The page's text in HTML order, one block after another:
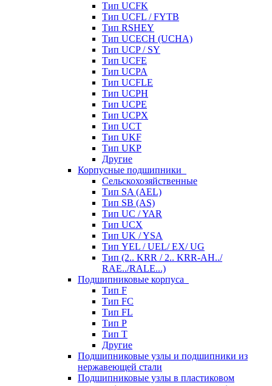
Тип UCFK
Тип UCFL / FYTB
Тип RSHEY
Тип UCECH (UCHA)
Тип UCP / SY
Тип UCFE
Тип UCPA
Тип UCFLE
Тип UCPH
Тип UCPE
Тип UCPX
Тип UCT
Тип UKF
Тип UKP
Другие
Корпусные подшипники
Сельскохозяйственные
Тип SA (AEL)
Тип SB (AS)
Тип UC / YAR
Тип UCX
Тип UK / YSA
Тип YEL / UEL/ EX/ UG
Тип (2.. KRR / 2.. KRR-AH../
RAE../RALE...)
Подшипниковые корпуса
Тип F
Тип FC
Тип FL
Тип P
Тип T
Другие
Подшипниковые узлы и подшипники из
нержавеющей стали
Подшипниковые узлы в пластиковом